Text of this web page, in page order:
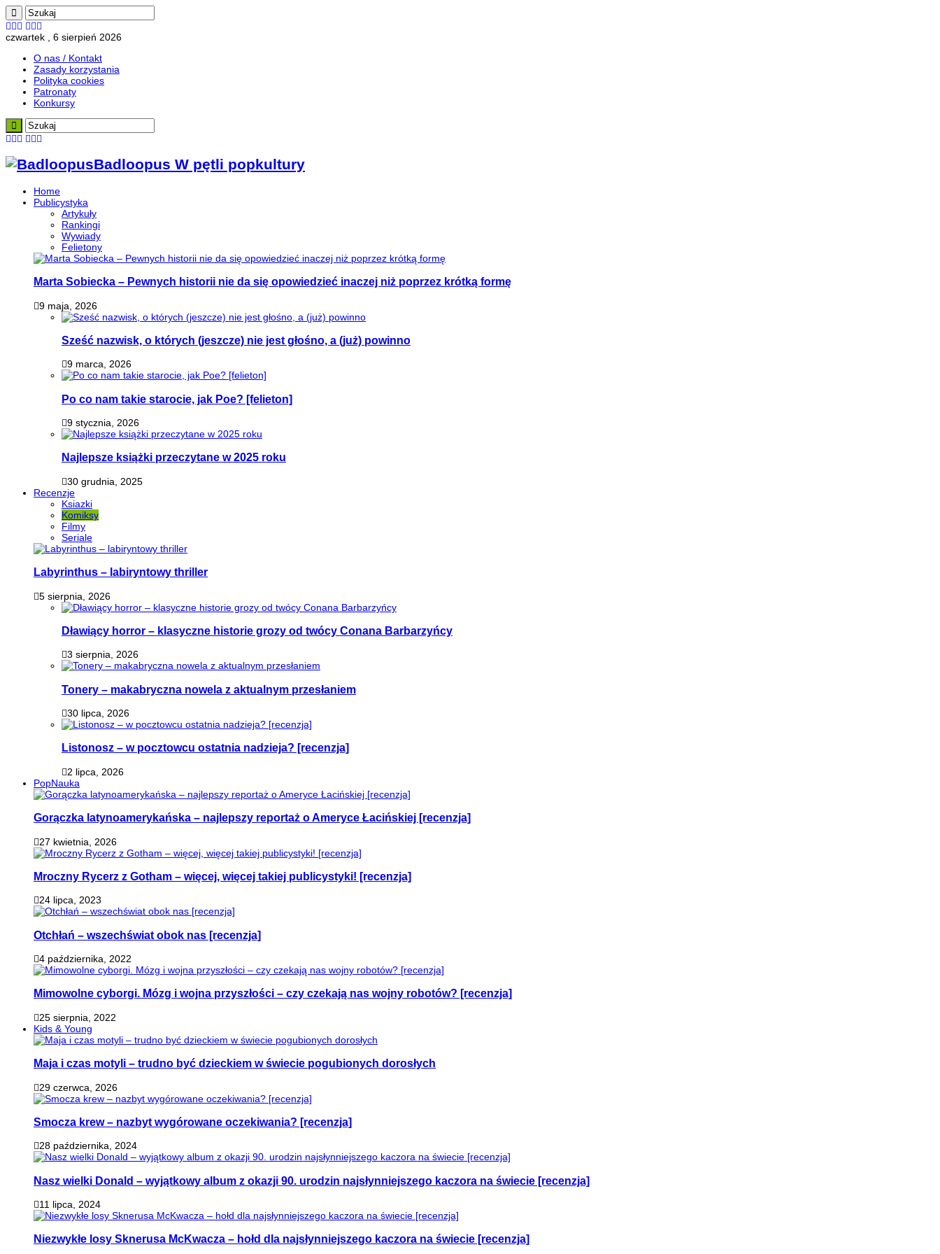
czwartek , 6 sierpień 2026
O nas / Kontakt
Zasady korzystania
Polityka cookies
Patronaty
Konkursy
Badloopus W pętli popkultury
Home
Publicystyka
Artykuły
Rankingi
Wywiady
Felietony
Marta Sobiecka – Pewnych historii nie da się opowiedzieć inaczej niż poprzez krótką formę
9 maja, 2026
Sześć nazwisk, o których (jeszcze) nie jest głośno, a (już) powinno
9 marca, 2026
Po co nam takie starocie, jak Poe? [felieton]
9 stycznia, 2026
Najlepsze książki przeczytane w 2025 roku
30 grudnia, 2025
Recenzje
Ksiazki
Komiksy
Filmy
Seriale
Labyrinthus – labiryntowy thriller
5 sierpnia, 2026
Dławiący horror – klasyczne historie grozy od twócy Conana Barbarzyńcy
3 sierpnia, 2026
Tonery – makabryczna nowela z aktualnym przesłaniem
30 lipca, 2026
Listonosz – w pocztowcu ostatnia nadzieja? [recenzja]
2 lipca, 2026
PopNauka
Gorączka latynoamerykańska – najlepszy reportaż o Ameryce Łacińskiej [recenzja]
27 kwietnia, 2026
Mroczny Rycerz z Gotham – więcej, więcej takiej publicystyki! [recenzja]
24 lipca, 2023
Otchłań – wszechświat obok nas [recenzja]
4 października, 2022
Mimowolne cyborgi. Mózg i wojna przyszłości – czy czekają nas wojny robotów? [recenzja]
25 sierpnia, 2022
Kids & Young
Maja i czas motyli – trudno być dzieckiem w świecie pogubionych dorosłych
29 czerwca, 2026
Smocza krew – nazbyt wygórowane oczekiwania? [recenzja]
28 października, 2024
Nasz wielki Donald – wyjątkowy album z okazji 90. urodzin najsłynniejszego kaczora na świecie [recenzja]
11 lipca, 2024
Niezwykłe losy Sknerusa McKwacza – hołd dla najsłynniejszego kaczora na świecie [recenzja]